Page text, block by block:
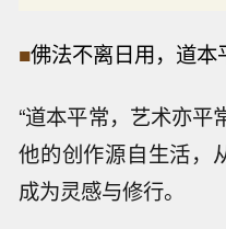
■佛法不离日用，道本
“道本平常，艺术亦平
他的创作源自生活，
成为灵感与修行。